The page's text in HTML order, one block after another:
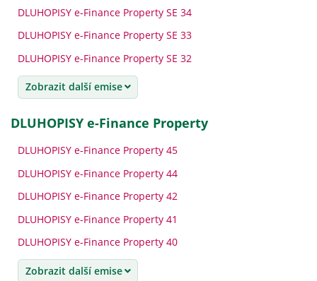
DLUHOPISY e-Finance Property SE 34
DLUHOPISY e-Finance Property SE 33
DLUHOPISY e-Finance Property SE 32
Zobrazit další emise
DLUHOPISY e-Finance Property
DLUHOPISY e-Finance Property 45
DLUHOPISY e-Finance Property 44
DLUHOPISY e-Finance Property 42
DLUHOPISY e-Finance Property 41
DLUHOPISY e-Finance Property 40
Zobrazit další emise